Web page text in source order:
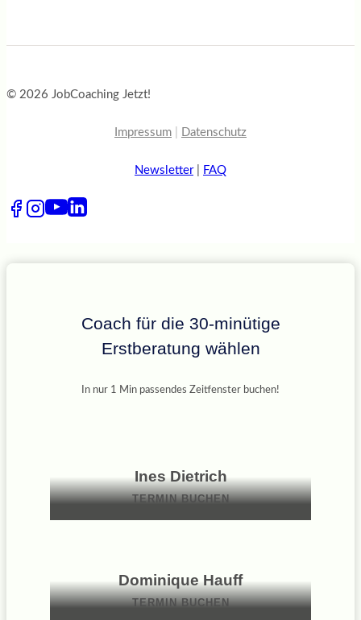
© 2026 JobCoaching Jetzt!
Impressum Datenschutz
Newsletter| FAQ
Coach für die 30-minütige
Erstberatung wählen
In nur 1 Min passendes Zeitfenster buchen!
Ines Dietrich
TERMIN BUCHEN
Dominique Hauff
TERMIN BUCHEN